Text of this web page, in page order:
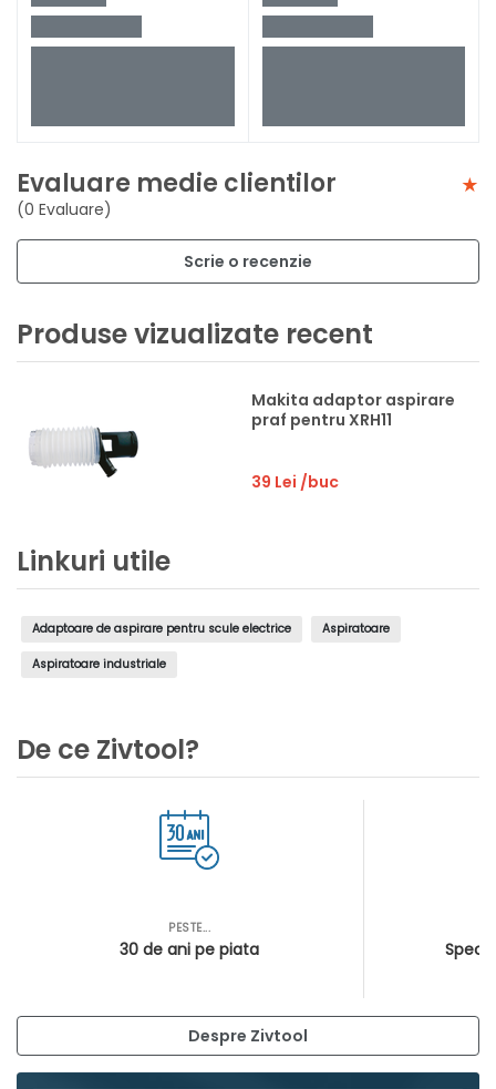
Evaluare medie clientilor
(0 Evaluare)
Scrie o recenzie
Produse vizualizate recent
Makita adaptor aspirare
praf pentru XRH11
39 Lei /buc
Linkuri utile
Adaptoare de aspirare pentru scule electrice Aspiratoare
Aspiratoare industriale
De ce Zivtool?
PESTE...
30 de ani pe piata
Despre Zivtool